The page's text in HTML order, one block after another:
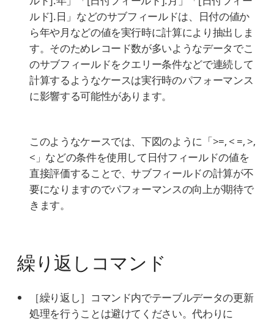
ルド].日」などのサブフィールドは、日付の値か
ら年や月などの値を実行時に計算により抽出しま
す。そのためレコード数が多いようなデータでこ
のサブフィールドをクエリー条件などで連続して
計算するようなケースは実行時のパフォーマンス
に影響する可能性があります。
このようなケースでは、下図のように「>=, < =, >,
<」などの条件を使用して日付フィールドの値を
直接評価することで、サブフィールドの計算が不
要になりますのでパフォーマンスの向上が期待で
きます。
繰り返しコマンド
［繰り返し］コマンド内でテーブルデータの更新
処理を行うことは避けてください。代わりに